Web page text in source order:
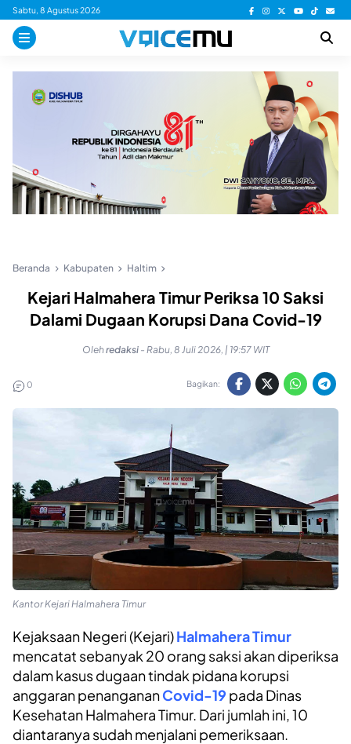
Skip
content
Sabtu, 8 Agustus 2026
Beranda Kabupaten Haltim
Kejari Halmahera Timur Periksa 10 Saksi
Dalami Dugaan Korupsi Dana Covid-19
Olehredaksi - Rabu, 8 Juli 2026, | 19:57 WIT
0 Bagikan:
Kantor Kejari Halmahera Timur
Kejaksaan Negeri (Kejari)Halmahera Timur
mencatat sebanyak 20 orang saksi akan diperiksa
dalam kasus dugaan tindak pidana korupsi
anggaran penangananCovid-19 pada Dinas
Kesehatan Halmahera Timur. Dari jumlah ini, 10
diantaranya sudah menjalani pemeriksaan.